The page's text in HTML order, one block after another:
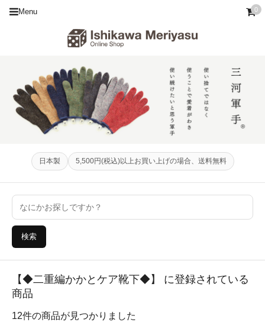
Menu 0
日本製 5,500円(税込)以上お買い上げの場合、送料無料
検索
【◆二重編かかとケア靴下◆】 に登録されている
商品
12件の商品が見つかりました